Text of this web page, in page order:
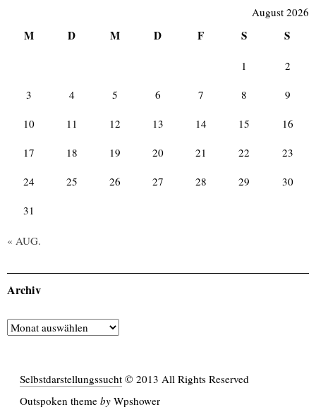
August 2026
M D M D F S S
« AUG.
1 2
3 4 5 6 7 8 9
10 11 12 13 14 15 16
17 18 19 20 21 22 23
24 25 26 27 28 29 30
31
Archiv
Archiv
Selbstdarstellungssucht© 2013 All Rights Reserved
Outspokentheme by Wpshower